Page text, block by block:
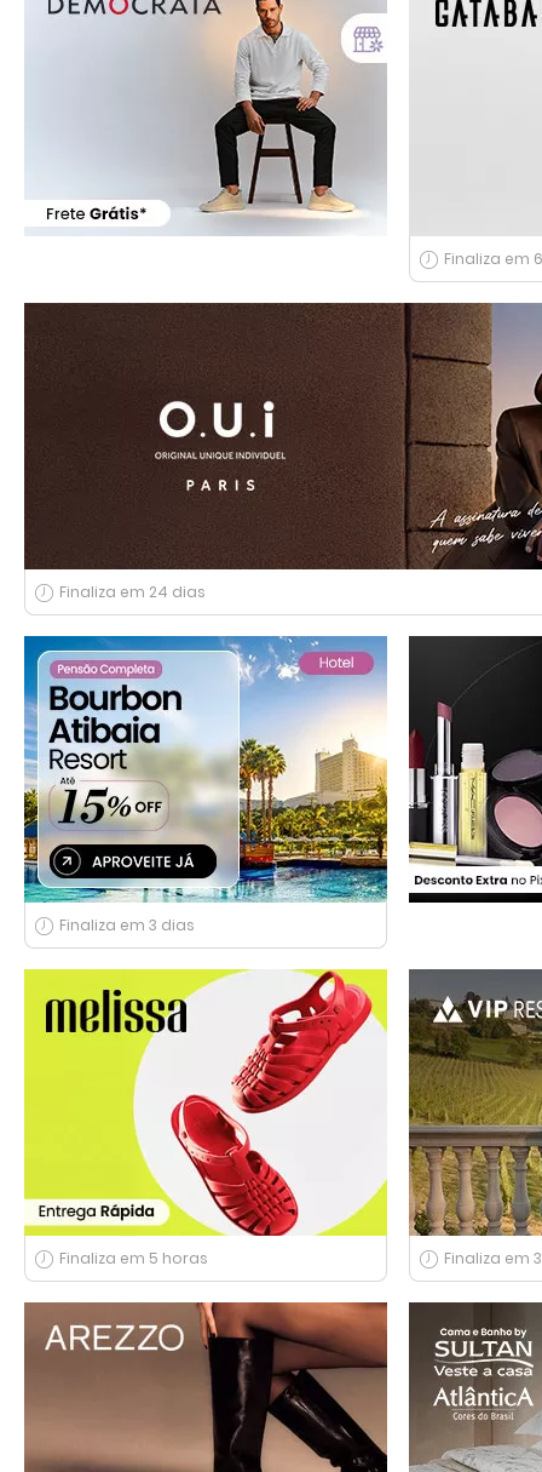
Finaliza em
Finaliza em 24 dias
Finaliza em 3 dias
Finaliza em 5 horas Finaliza em